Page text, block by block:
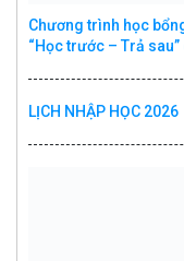
Chương trình học
“Học trước – Trả
LỊCH NHẬP HỌC 2026